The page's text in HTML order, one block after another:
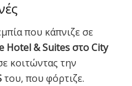
που κάπνιζε σε
Hotel & Suites στο City
κοιτώντας την
του, που φόρτιζε.